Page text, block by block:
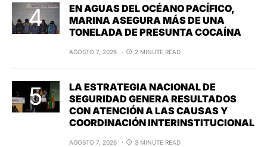
EN AGUAS DEL OCÉANO PACÍFICO,
MARINA ASEGURA MÁS DE UNA
TONELADA DE PRESUNTA COCAÍNA
AGOSTO 7, 2026 2 MINUTE READ
LA ESTRATEGIA NACIONAL DE
SEGURIDAD GENERA RESULTADOS
CON ATENCIÓN A LAS CAUSAS Y
COORDINACIÓN INTERINSTITUCIONAL
AGOSTO 7, 2026 3 MINUTE READ